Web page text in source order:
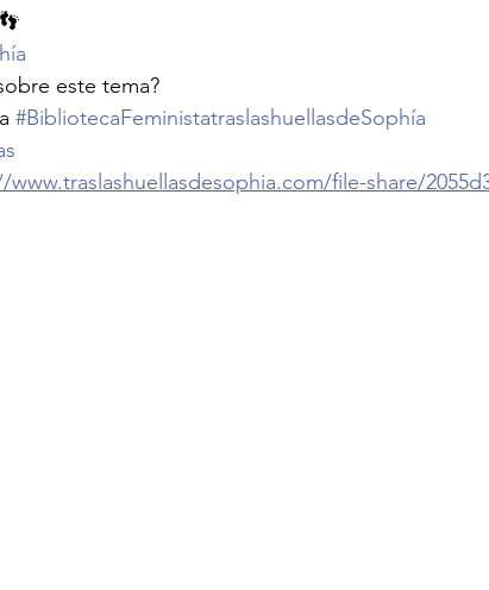
este tema?
#BibliotecaFeministatraslashuellasdeSophía
www.traslashuellasdesophia.com/file-share/